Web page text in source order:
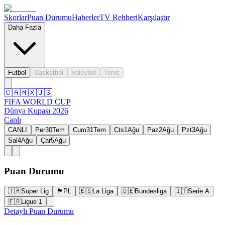
SkorlarPuan DurumuHaberlerTV RehberiKarşılaştır
Daha Fazla
Futbol Basketbol Voleybol Tenis
🇨🇦🇲🇽🇺🇸
FIFA WORLD CUP
Dünya Kupası 2026
Canlı
CANLI Per30Tem Cum31Tem Cts1Ağu Paz2Ağu Pzt3Ağu
Sal4Ağu Çar5Ağu
Puan Durumu
🇹🇷Süper Lig 🏴󠁧󠁢󠁥󠁮󠁧󠁿 PL 🇪🇸La Liga 🇩🇪Bundesliga 🇮🇹Serie A
🇫🇷Ligue 1
Detaylı Puan Durumu